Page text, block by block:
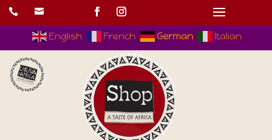
 
English French German Italian